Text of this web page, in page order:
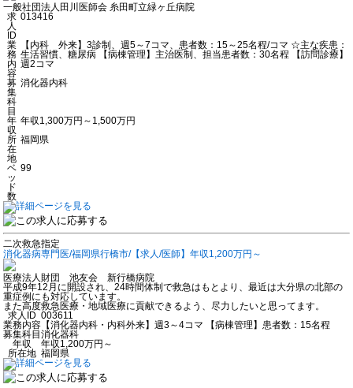
一般社団法人田川医師会 糸田町立緑ヶ丘病院
求
人
ID
013416
業
務
内
容
【内科 外来】3診制、週5～7コマ、患者数：15～25名程/コマ ☆主な疾患：
生活習慣、糖尿病 【病棟管理】主治医制、担当患者数：30名程 【訪問診療】
週2コマ
募
集
科
目
消化器内科
年
収
年収1,300万円～1,500万円
所
在
地
福岡県
ベ
ッ
ド
数
99
二次救急指定
消化器病専門医/福岡県行橋市/【求人/医師】年収1,200万円～
医療法人財団 池友会 新行橋病院
平成9年12月に開設され、24時間体制で救急はもとより、最近は大分県の北部の
重症例にも対応しています。
また高度救急医療・地域医療に貢献できるよう、尽力したいと思ってます。
求人ID 003611
業務内容 【消化器内科・内科外来】週3～4コマ 【病棟管理】患者数：15名程
募集科目消化器科
年収
年収1,200万円～
所在地 福岡県